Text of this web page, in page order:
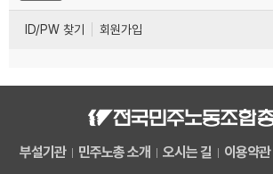
ID/PW 찾기 회원가입
부설기관 민주노총 소개 오시는 길 이용약관